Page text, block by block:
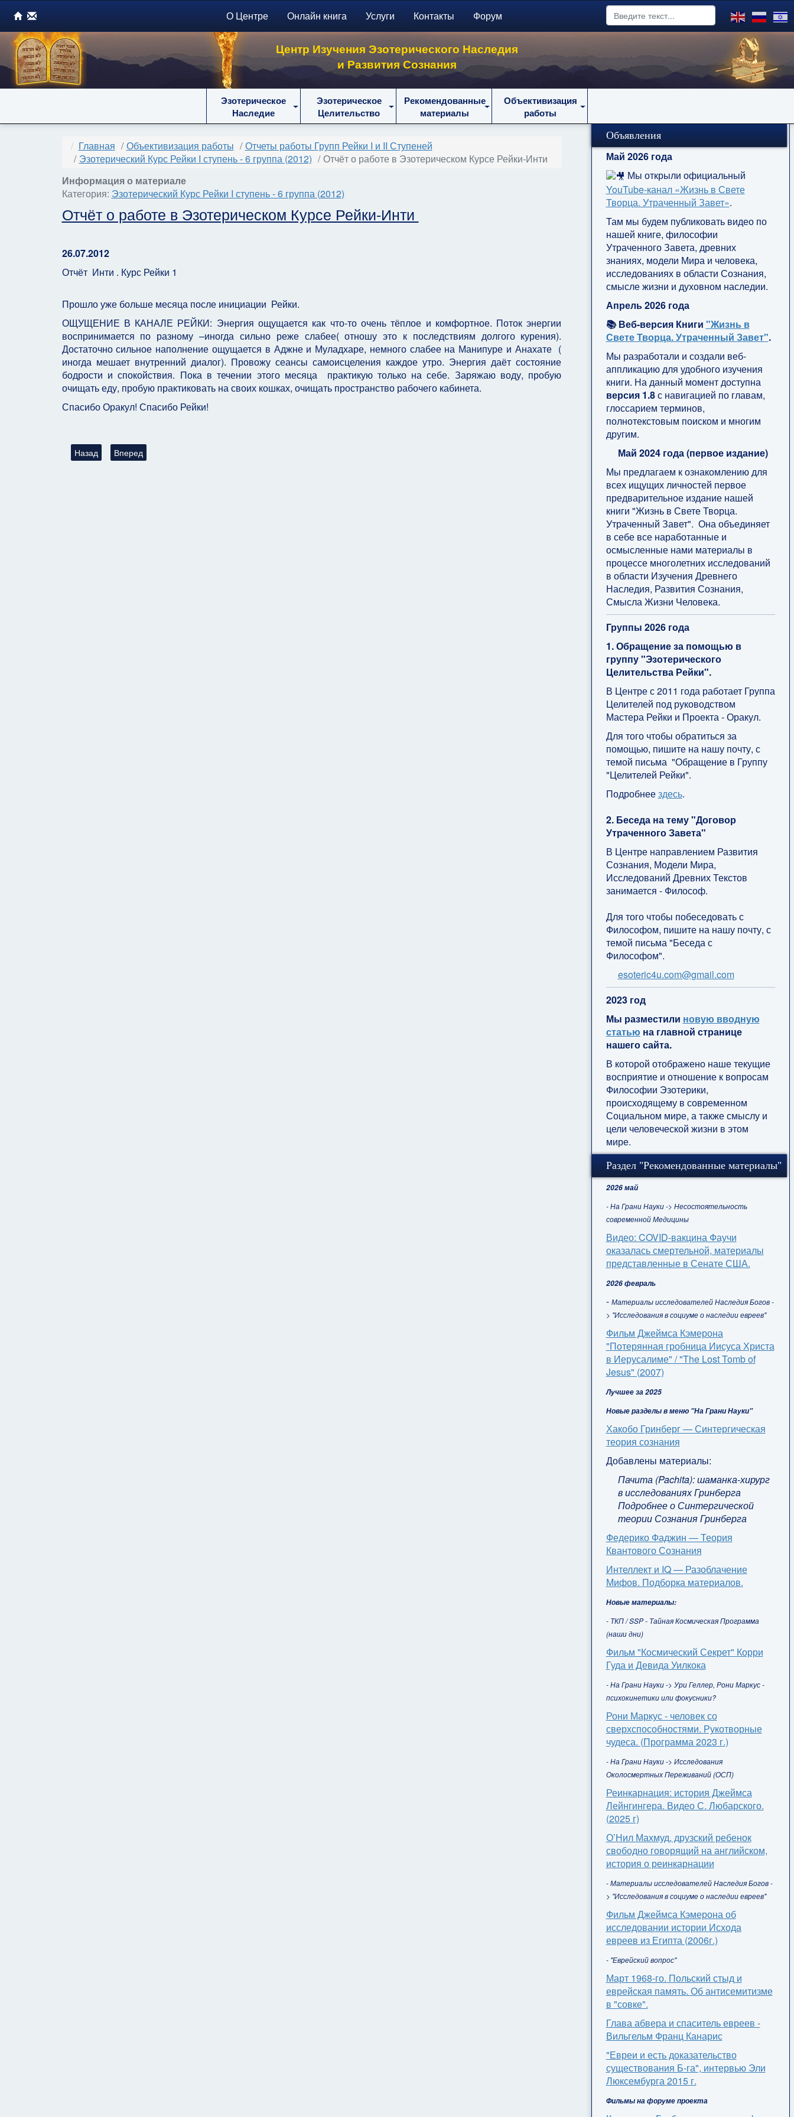
О Центре Онлайн книга Услуги Контакты Форум
Центр Изучения Эзотерического Наследия
и Развития Сознания
Эзотерическое
Наследие
Эзотерическое
Целительство
Рекомендованные
материалы
Объективизация
работы
Главная Объективизация работы
Отчеты работы Групп Рейки I и II Ступеней
Эзотерический Курс Рейки I ступень - 6 группа (2012)
Отчёт о работе в Эзотерическом Курсе Рейки-Инти
Информация о материале
Категория: Эзотерический Курс Рейки I ступень - 6 группа (2012)
Отчёт о работе в Эзотерическом Курсе Рейки-Инти
26.07.2012
Отчёт Инти . Курс Рейки 1
Прошло уже больше месяца после инициации Рейки.
ОЩУЩЕНИЕ В КАНАЛЕ РЕЙКИ: Энергия ощущается как что-то очень тёплое и комфортное. Поток энергии
воспринимается по разному –иногда сильно реже слабее( отношу это к последствиям долгого курения).
Достаточно сильное наполнение ощущается в Аджне и Муладхаре, немного слабее на Манипуре и Анахате (
иногда мешает внутренний диалог). Провожу сеансы самоисцеления каждое утро. Энергия даёт состояние
бодрости и спокойствия. Пока в течении этого месяца практикую только на себе. Заряжаю воду, пробую
очищать еду, пробую практиковать на своих кошках, очищать пространство рабочего кабинета.
Спасибо Оракул! Спасибо Рейки!
Предыдущий: Отчёт о работе в Эзотерическом Курсе Рейки - Гелиос
Назад Следующий: Отчёт о работе в Эзотерическом Курсе Рейки - Тара
Вперед
Объявления
Май 2026 года
Мы открыли официальный
YouTube‑канал «Жизнь в Свете
Творца. Утраченный Завет».
Там мы будем публиковать видео по
нашей книге, философии
Утраченного Завета, древних
знаниях, модели Мира и человека,
исследованиях в области Сознания,
смысле жизни и духовном наследии.
Апрель 2026 года
📚 Веб-версия Книги "Жизнь в
Свете Творца. Утраченный Завет".
Мы разработали и создали веб-
аппликацию для удобного изучения
книги. На данный момент доступна
версия 1.8с навигацией по главам,
глоссарием терминов,
полнотекстовым поиском и многим
другим.
Май 2024 года (первое издание)
Мы предлагаем к ознакомлению для
всех ищущих личностей первое
предварительное издание нашей
книги "Жизнь в Свете Творца.
Утраченный Завет". Она объединяет
в себе все наработанные и
осмысленные нами материалы в
процессе многолетних исследований
в области Изучения Древнего
Наследия, Развития Сознания,
Смысла Жизни Человека.
Группы 2026 года
1. Обращение за помощью в
группу "Эзотерического
Целительства Рейки".
В Центре с 2011 года работает Группа
Целителей под руководством
Мастера Рейки и Проекта - Оракул.
Для того чтобы обратиться за
помощью, пишите на нашу почту, с
темой письма "Обращение в Группу
"Целителей Рейки".
Подробнеездесь.
2. Беседа на тему "Договор
Утраченного Завета"
В Центре направлением Развития
Сознания, Модели Мира,
Исследований Древних Текстов
занимается - Философ.
Для того чтобы побеседовать с
Философом, пишите на нашу почту, с
темой письма "Беседа с
Философом".
esoteric4u.com@gmail.com
2023 год
Мы разместили новую вводную
статью на главной странице
нашего сайта.
В которой отображено наше текущие
восприятие и отношение к вопросам
Философии Эзотерики,
происходящему в современном
Социальном мире, а также смыслу и
цели человеческой жизни в этом
мире.
Раздел "Рекомендованные материалы"
2026 май
- На Грани Науки -> Несостоятельность
современной Медицины
Видео: COVID-вакцина Фаучи
оказалась смертельной, материалы
представленные в Сенате США.
2026 февраль
- Материалы исследователей Наследия Богов -
> "Исследования в социуме о наследии евреев"
Фильм Джеймса Кэмерона
"Потерянная гробница Иисуса Христа
в Иерусалиме" / "The Lost Tomb of
Jesus" (2007)
Лучшее за 2025
Новые разделы в меню "На Грани Науки"
Хакобо Гринберг — Синтергическая
теория сознания
Добавлены материалы:
Пачита (Pachita): шаманка-хирург
в исследованиях Гринберга
Подробнее о Синтергической
теории Сознания Гринберга
Федерико Фаджин — Теория
Квантового Сознания
Интеллект и IQ — Разоблачение
Мифов. Подборка материалов.
Новые материалы:
- ТКП / SSP - Тайная Космическая Программа
(наши дни)
Фильм "Космический Секрет" Корри
Гуда и Девида Уилкока
- На Грани Науки -> Ури Геллер, Рони Маркус -
психокинетики или фокусники?
Рони Маркус - человек со
сверхспособностями. Рукотворные
чудеса. (Программа 2023 г.)
- На Грани Науки -> Исследования
Околосмертных Переживаний (ОСП)
Реинкарнация: история Джеймса
Лейнгингера. Видео С. Любарского.
(2025 г)
О’Нил Махмуд, друзский ребенок
свободно говорящий на английском,
история о реинкарнации
- Материалы исследователей Наследия Богов -
> "Исследования в социуме о наследии евреев"
Фильм Джеймса Кэмерона об
исследовании истории Исхода
евреев из Египта (2006г.)
- "Еврейский вопрос"
Март 1968-го. Польский стыд и
еврейская память. Об антисемитизме
в "совке".
Глава абвера и спаситель евреев -
Вильгельм Франц Канарис
"Евреи и есть доказательство
существования Б-га", интервью Эли
Люксембурга 2015 г.
Фильмы на форуме проекта